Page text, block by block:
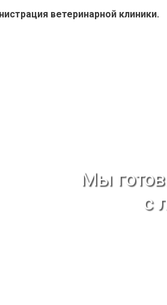
ветеринарной клиники.
Мы
с